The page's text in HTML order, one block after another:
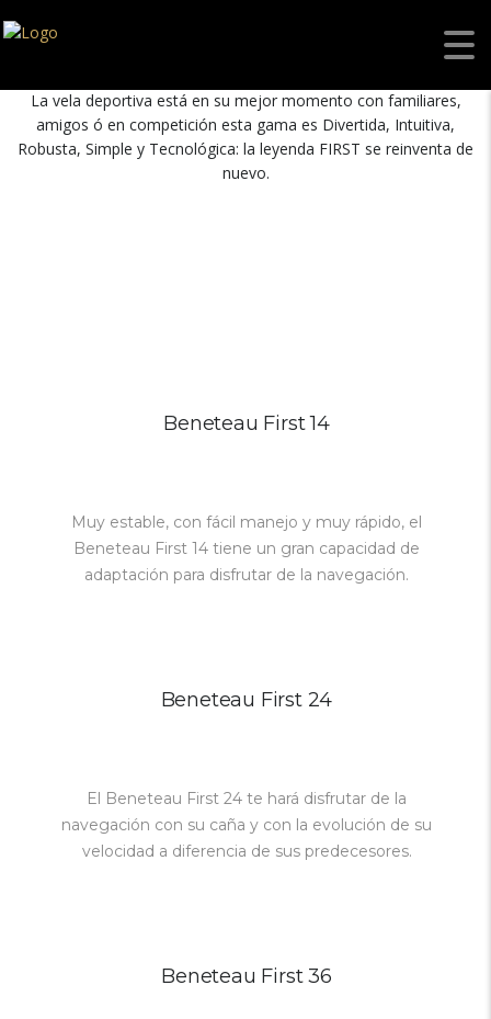
La vela deportiva está en su mejor momento con familiares,
amigos ó en competición esta gama es Divertida, Intuitiva,
Robusta, Simple y Tecnológica: la leyenda FIRST se reinventa de
nuevo.
Beneteau First 14
Muy estable, con fácil manejo y muy rápido, el
Beneteau First 14 tiene un gran capacidad de
adaptación para disfrutar de la navegación.
Beneteau First 24
El Beneteau First 24 te hará disfrutar de la
navegación con su caña y con la evolución de su
velocidad a diferencia de sus predecesores.
Beneteau First 36